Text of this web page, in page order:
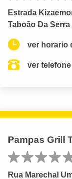
Estrada
Taboão Da Serra
ver horario
ver telefone
Pampas Grill
Rua Marechal